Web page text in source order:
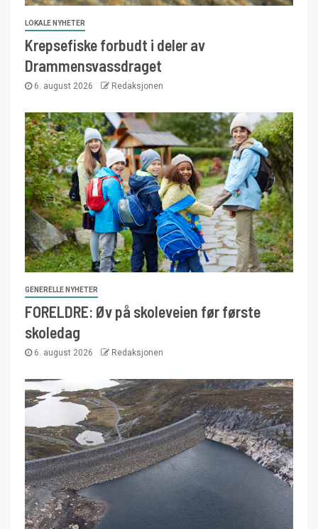
LOKALE NYHETER
Krepsefiske forbudt i deler av
Drammensvassdraget
6. august 2026 Redaksjonen
GENERELLE NYHETER
FORELDRE: Øv på skoleveien før første
skoledag
6. august 2026 Redaksjonen